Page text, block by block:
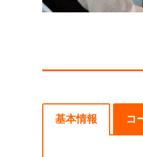
基本情報 コ